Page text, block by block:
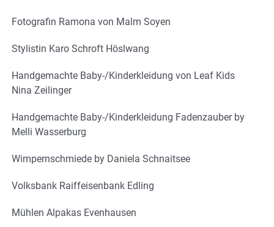
Fotografin Ramona von Malm Soyen
Stylistin Karo Schroft Höslwang
Handgemachte Baby-/Kinderkleidung von Leaf Kids
Nina Zeilinger
Handgemachte Baby-/Kinderkleidung Fadenzauber by
Melli Wasserburg
Wimpernschmiede by Daniela Schnaitsee
Volksbank Raiffeisenbank Edling
Mühlen Alpakas Evenhausen